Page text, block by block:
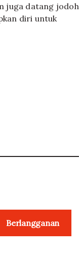
juga datang jodoh
diri untuk
Berlangganan